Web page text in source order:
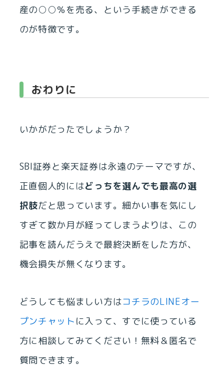
産の○○％を売る、という手続きができる
のが特徴です。
おわりに
いかがだったでしょうか？
SBI証券と楽天証券は永遠のテーマですが、
正直個人的にはどっちを選んでも最高の選
択肢だと思っています。細かい事を気にし
すぎて数か月が経ってしまうよりは、この
記事を読んだうえで最終決断をした方が、
機会損失が無くなります。
どうしても悩ましい方はコチラのLINEオー
プンチャット に入って、すでに使っている
方に相談してみてください！無料＆匿名で
質問できます。